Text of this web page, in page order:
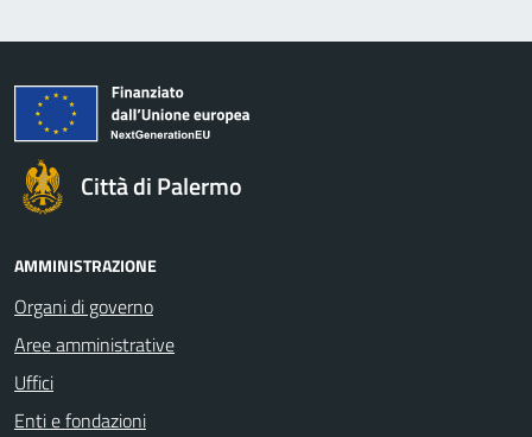
Città di Palermo
AMMINISTRAZIONE
Organi di governo
Aree amministrative
Uffici
Enti e fondazioni